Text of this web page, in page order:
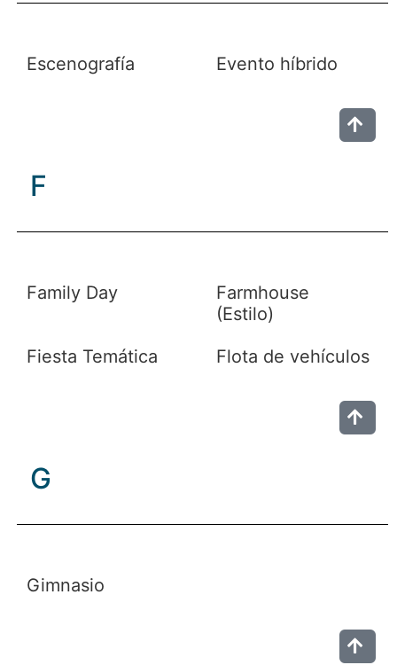
Escenografía Evento híbrido
F
Family Day
Farmhouse
(Estilo)
Fiesta Temática
Flota de vehículos
G
Gimnasio